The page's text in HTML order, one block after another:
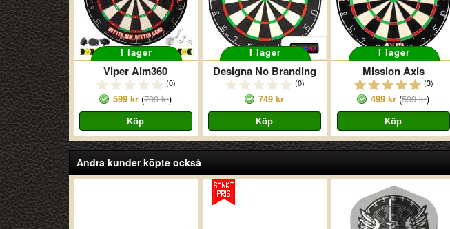
I lager
Viper Aim360
(0)
599 kr (799 kr)
I lager
Designa No Branding
(0)
749 kr
I lager
Mission Axis
(3)
499 kr (599 kr)
Andra kunder köpte också